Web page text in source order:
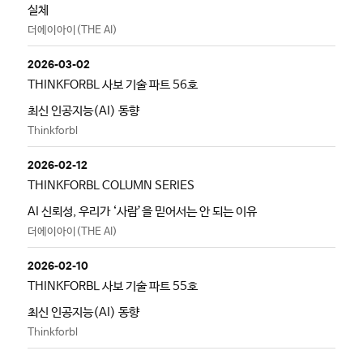
실체
더에이아이(THE AI)
2026-03-02
THINKFORBL 사보 기술 파트 56호
최신 인공지능(AI) 동향
Thinkforbl
2026-02-12
THINKFORBL COLUMN SERIES
AI 신뢰성, 우리가 ‘사람’을 믿어서는 안 되는 이유
더에이아이(THE AI)
2026-02-10
THINKFORBL 사보 기술 파트 55호
최신 인공지능(AI) 동향
Thinkforbl